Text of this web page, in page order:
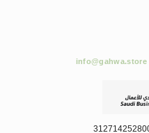
info@gahwa.store